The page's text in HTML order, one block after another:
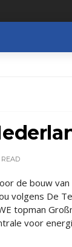
READ
de bouw van
volgens De
topman
voor